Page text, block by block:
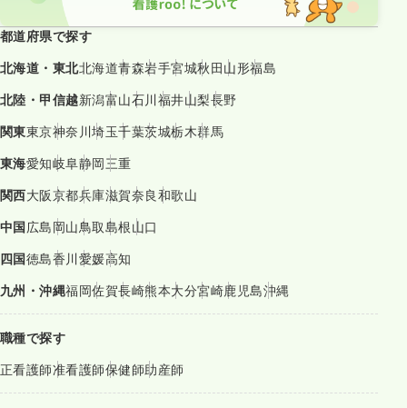
都道府県で探す
北海道・東北北海道青森岩手宮城秋田山形福島
北陸・甲信越新潟富山石川福井山梨長野
関東東京神奈川埼玉千葉茨城栃木群馬
東海愛知岐阜静岡三重
関西大阪京都兵庫滋賀奈良和歌山
中国広島岡山鳥取島根山口
四国徳島香川愛媛高知
九州・沖縄福岡佐賀長崎熊本大分宮崎鹿児島沖縄
職種で探す
正看護師准看護師保健師助産師